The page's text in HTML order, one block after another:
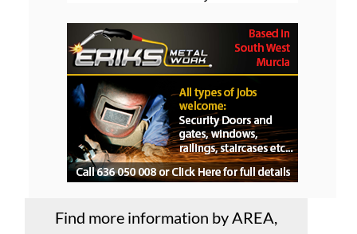
TOWN or URBANISATION .....